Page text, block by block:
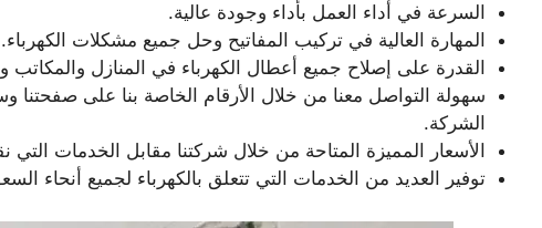
السرعة في أداء العمل بأداء وجودة عالية.
المهارة العالية في تركيب المفاتيح وحل جميع مشكلات الكهرباء.
القدرة على إصلاح جميع أعطال الكهرباء في المنازل والمكاتب
سهولة التواصل معنا من خلال الأرقام الخاصة بنا على صفحتنا
الشركة.
الأسعار المميزة المتاحة من خلال شركتنا مقابل الخدمات التي
توفير العديد من الخدمات التي تتعلق بالكهرباء لجميع أنحاء